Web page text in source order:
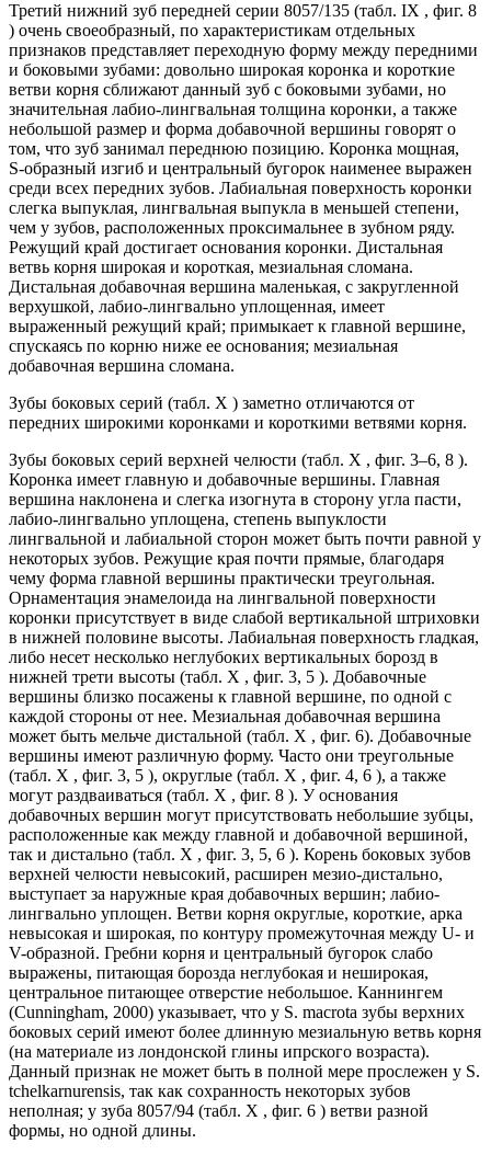
Третий нижний зуб передней серии 8057/135 (табл. IX , фиг. 8
) очень своеобразный, по характеристикам отдельных
признаков представляет переходную форму между передними
и боковыми зубами: довольно широкая коронка и короткие
ветви корня сближают данный зуб с боковыми зубами, но
значительная лабио-лингвальная толщина коронки, а также
небольшой размер и форма добавочной вершины говорят о
том, что зуб занимал переднюю позицию. Коронка мощная,
S‑образный изгиб и центральный бугорок наименее выражен
среди всех передних зубов. Лабиальная поверхность коронки
слегка выпуклая, лингвальная выпукла в меньшей степени,
чем у зубов, расположенных проксимальнее в зубном ряду.
Режущий край достигает основания коронки. Дистальная
ветвь корня широкая и короткая, мезиальная сломана.
Дистальная добавочная вершина маленькая, с закругленной
верхушкой, лабио-лингвально уплощенная, имеет
выраженный режущий край; примыкает к главной вершине,
спускаясь по корню ниже ее основания; мезиальная
добавочная вершина сломана.
Зубы боковых серий (табл. X ) заметно отличаются от
передних широкими коронками и короткими ветвями корня.
Зубы боковых серий верхней челюсти (табл. X , фиг. 3–6, 8 ).
Коронка имеет главную и добавочные вершины. Главная
вершина наклонена и слегка изогнута в сторону угла пасти,
лабио-лингвально уплощена, степень выпуклости
лингвальной и лабиальной сторон может быть почти равной у
некоторых зубов. Режущие края почти прямые, благодаря
чему форма главной вершины практически треугольная.
Орнаментация энамелоида на лингвальной поверхности
коронки присутствует в виде слабой вертикальной штриховки
в нижней половине высоты. Лабиальная поверхность гладкая,
либо несет несколько неглубоких вертикальных борозд в
нижней трети высоты (табл. X , фиг. 3, 5 ). Добавочные
вершины близко посажены к главной вершине, по одной с
каждой стороны от нее. Мезиальная добавочная вершина
может быть мельче дистальной (табл. X , фиг. 6). Добавочные
вершины имеют различную форму. Часто они треугольные
(табл. X , фиг. 3, 5 ), округлые (табл. X , фиг. 4, 6 ), а также
могут раздваиваться (табл. X , фиг. 8 ). У основания
добавочных вершин могут присутствовать небольшие зубцы,
расположенные как между главной и добавочной вершиной,
так и дистально (табл. X , фиг. 3, 5, 6 ). Корень боковых зубов
верхней челюсти невысокий, расширен мезио-дистально,
выступает за наружные края добавочных вершин; лабио-
лингвально уплощен. Ветви корня округлые, короткие, арка
невысокая и широкая, по контуру промежуточная между U- и
V-образной. Гребни корня и центральный бугорок слабо
выражены, питающая борозда неглубокая и неширокая,
центральное питающее отверстие небольшое. Каннингем
(Cunningham, 2000) указывает, что у S. macrota зубы верхних
боковых серий имеют более длинную мезиальную ветвь корня
(на материале из лондонской глины ипрского возраста).
Данный признак не может быть в полной мере прослежен у S.
tchelkarnurensis, так как сохранность некоторых зубов
неполная; у зуба 8057/94 (табл. X , фиг. 6 ) ветви разной
формы, но одной длины.